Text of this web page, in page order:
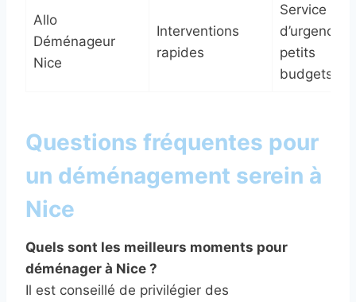
Allo
Déménageur
Nice
Interventions
rapides
Service
d’urgence,
petits
budgets
Questions fréquentes pour
un déménagement serein à
Nice
Quels sont les meilleurs moments pour
déménager à Nice ?
Il est conseillé de privilégier des